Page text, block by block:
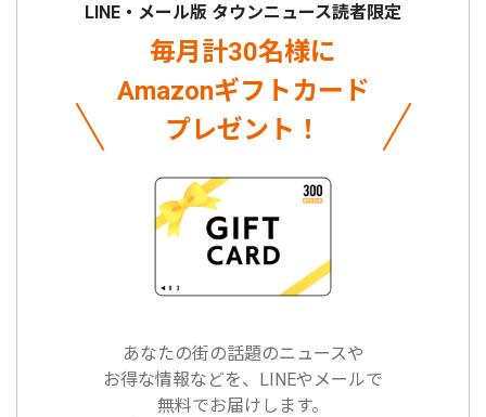
LINE・メール版 タウンニュース読者限定
毎月計30名様に
Amazonギフトカード
プレゼント！
あなたの街の話題のニュースや
お得な情報などを、LINEやメールで
無料でお届けします。